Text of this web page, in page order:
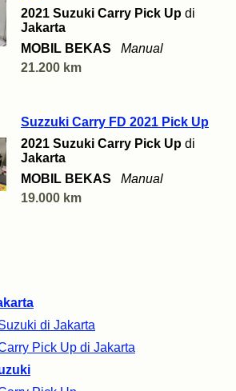
di Jakarta
Pick Up di Jakarta
2021 Suzuki Carry Pick Up di
Jakarta
MOBIL BEKAS
Manual
21.200 km
Suzzuki Carry FD 2021 Pick Up
2021 Suzuki Carry Pick Up di
Jakarta
MOBIL BEKAS
Manual
19.000 km